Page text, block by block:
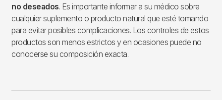
no deseados. Es importante informar a su médico sobre
cualquier suplemento o producto natural que esté tomando
para evitar posibles complicaciones. Los controles de estos
productos son menos estrictos y en ocasiones puede no
conocerse su composición exacta.